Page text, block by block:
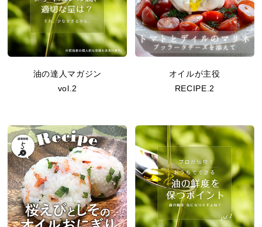
油の達人マガジン
vol.2
オイルが主役
RECIPE.2